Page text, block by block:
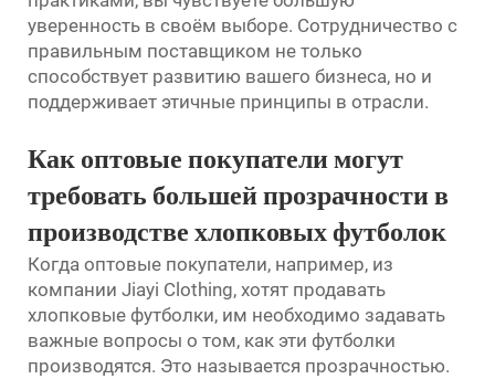
уверенность в своём выборе. Сотрудничество с
правильным поставщиком не только
способствует развитию вашего бизнеса, но и
поддерживает этичные принципы в отрасли.
Как оптовые покупатели могут
требовать большей прозрачности в
производстве хлопковых футболок
Когда оптовые покупатели, например, из
компании Jiayi Clothing, хотят продавать
хлопковые футболки, им необходимо задавать
важные вопросы о том, как эти футболки
производятся. Это называется прозрачностью.